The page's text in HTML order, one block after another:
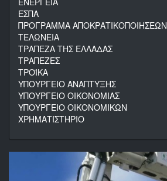
ΕΣΠΑ
ΠΡΟΓΡΑΜΜΑ ΑΠΟΚΡΑΤΙΚΟΠΟΙΗΣΕΩΝ
ΤΕΛΩΝΕΙΑ
ΤΡΑΠΕΖΑ ΤΗΣ ΕΛΛΑΔΑΣ
ΤΡΑΠΕΖΕΣ
ΤΡΟΪΚΑ
ΥΠΟΥΡΓΕΙΟ ΑΝΑΠΤΥΞΗΣ
ΥΠΟΥΡΓΕΙΟ ΟΙΚΟΝΟΜΙΑΣ
ΥΠΟΥΡΓΕΙΟ ΟΙΚΟΝΟΜΙΚΩΝ
ΧΡΗΜΑΤΙΣΤΗΡΙΟ